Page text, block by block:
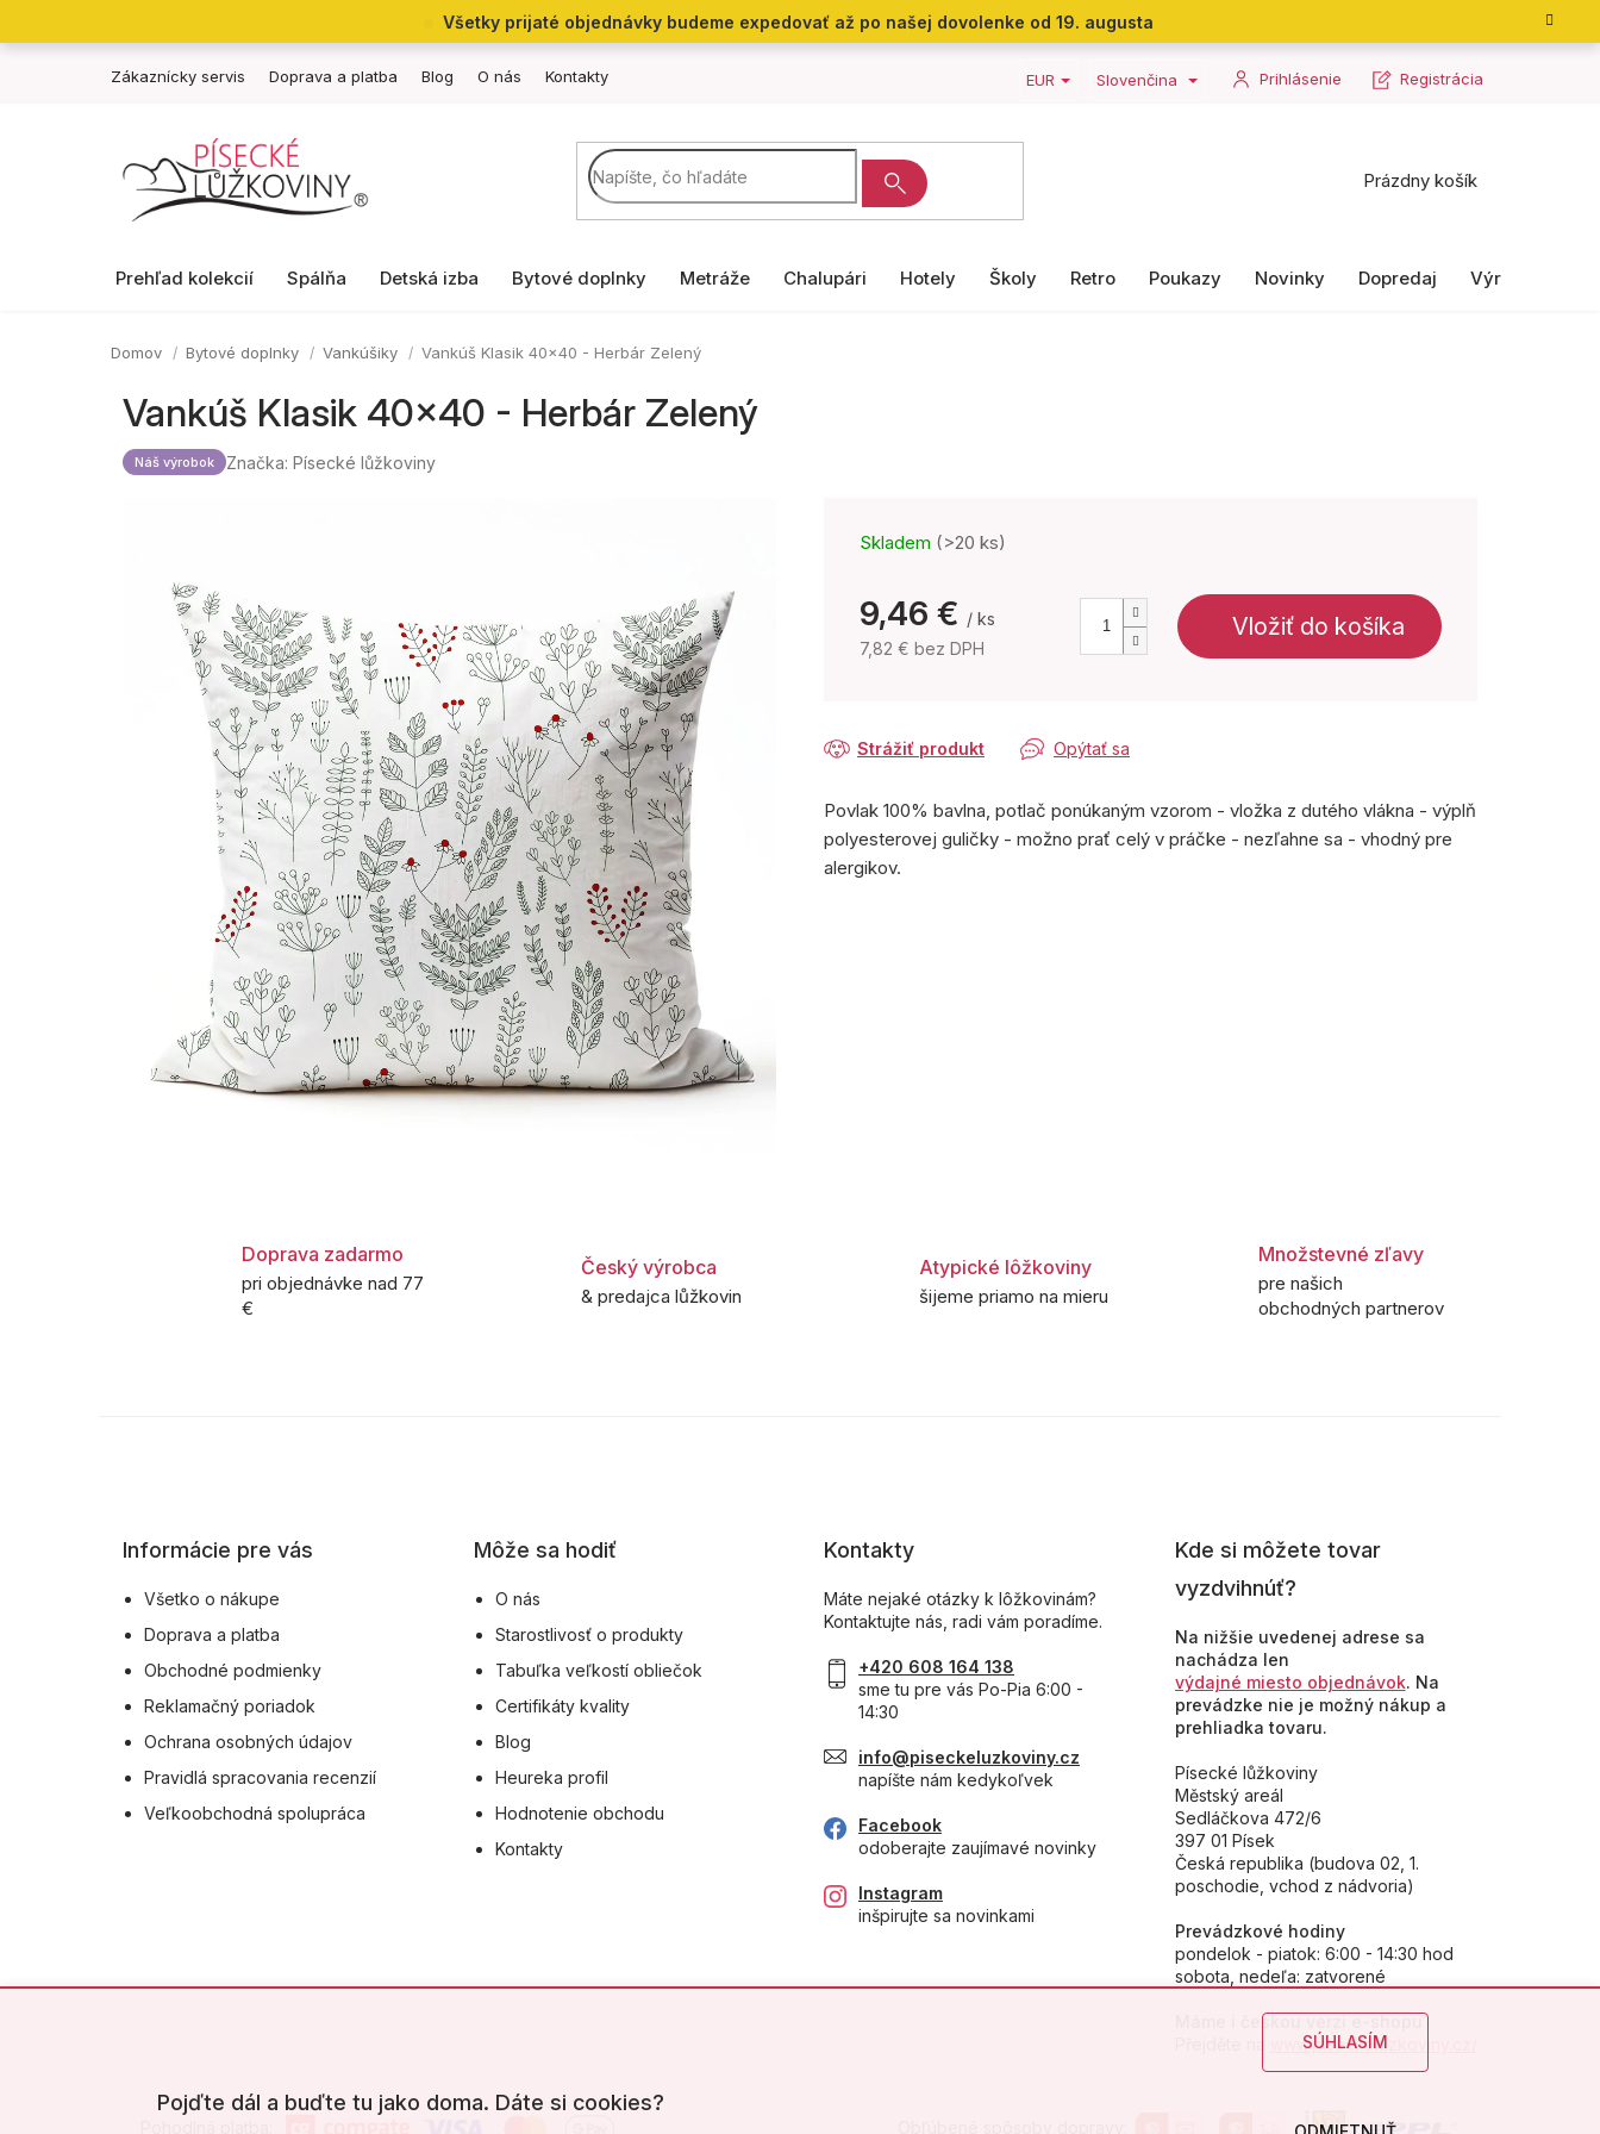
Pojďte dál a buďte tu jako doma. Dáte si cookies?
SÚHLASÍM
Všetky prijaté objednávky budeme expedovať až po našej dovolenke od 19. augusta
Zákaznícky servis Doprava a platba Blog O nás Kontakty EUR Slovenčina Prihlásenie Registrácia
Nákupný
Prázdny košík
Prehľad kolekcií Spálňa Detská izba Bytové doplnky Metráže Chalupári Hotely Školy Retro Poukazy Novinky Dopredaj Výrobky II.
Domov Bytové doplnky Vankúšiky Vankúš Klasik 40x40 - Herbár Zelený
Vankúš Klasik 40x40 - Herbár Zelený
Náš výrobok Značka: Písecké lůžkoviny
Skladem (>20 ks)
9,46 € / ks
7,82 € bez DPH
Vložiť do košíka
Opýtať sa
Strážiť produkt
Povlak 100% bavlna, potlač ponúkaným vzorom - vložka z dutého vlákna - výplň
polyesterovej guličky - možno prať celý v práčke - nezľahne sa - vhodný pre
alergikov.
Doprava zadarmo
pri objednávke nad 77
€
Český výrobca
& predajca lůžkovin
Atypické lôžkoviny
šijeme priamo na mieru
Množstevné zľavy
pre našich
obchodných partnerov
Informácie pre vás
Všetko o nákupe
Doprava a platba
Obchodné podmienky
Reklamačný poriadok
Ochrana osobných údajov
Pravidlá spracovania recenzií
Veľkoobchodná spolupráca
Môže sa hodiť
O nás
Starostlivosť o produkty
Tabuľka veľkostí obliečok
Certifikáty kvality
Blog
Heureka profil
Hodnotenie obchodu
Kontakty
Kontakty
Máte nejaké otázky k lôžkovinám?
Kontaktujte nás, radi vám poradíme.
+420 608 164 138
sme tu pre vás Po-Pia 6:00 -
14:30
info@piseckeluzkoviny.cz
napíšte nám kedykoľvek
Facebook
odoberajte zaujímavé novinky
Instagram
inšpirujte sa novinkami
Kde si môžete tovar
vyzdvihnúť?
Na nižšie uvedenej adrese sa
nachádza len
výdajné miesto objednávok. Na
prevádzke nie je možný nákup a
prehliadka tovaru.
Písecké lůžkoviny
Městský areál
Sedláčkova 472/6
397 01 Písek
Česká republika (budova 02, 1.
poschodie, vchod z nádvoria)
Prevádzkové hodiny
pondelok - piatok: 6:00 - 14:30 hod
sobota, nedeľa: zatvorené
Máme i českou verzi e-shopu
www.piseckeluzkoviny.cz/